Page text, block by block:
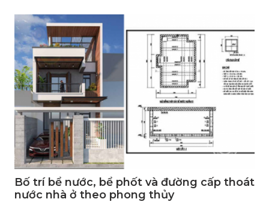
Bố trí bể nước, bể phốt và đường cấp thoát
nước nhà ở theo phong thủy